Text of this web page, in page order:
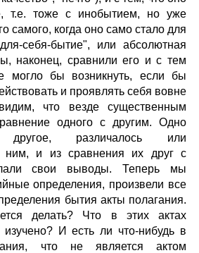
т.е. тоже с инобытием, но уже
самого, когда оно само стало для
себя-бытие", или абсолютная
наконец, сравнили его и с тем
могло бы возникнуть, если бы
и проявлять себя вовне
что везде существенным
одного с другим. Одно
различалось или
ним, и из сравнения их друг с
свои выводы. Теперь мы
определения, произвели все
бытия акты полагания.
делать? Что в этих актах
И есть ли что-нибудь в
что не является актом